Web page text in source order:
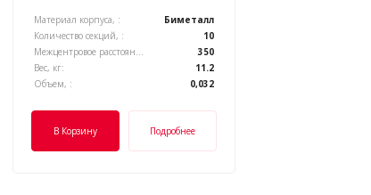
Материал корпуса, :
Биметалл
Количество секций, :
10
Межцентровое расстояние, :
350
Вес, кг:
11.2
Объем, :
0,032
В Корзину Подробнее